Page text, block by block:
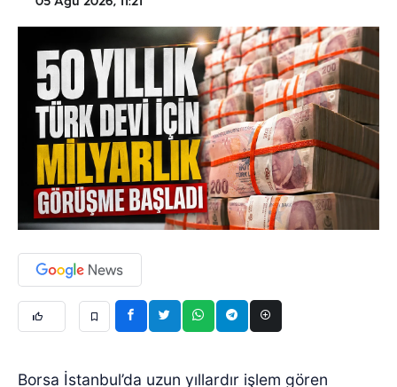
Borsa İstanbul’da uzun yıllardır işlem gören